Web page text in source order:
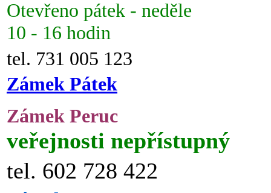
Otevřeno pátek - neděle
10 - 16 hodin
tel. 731 005 123
Zámek Pátek
Zámek Peruc
veřejnosti nepřístupný
tel. 602 728 422